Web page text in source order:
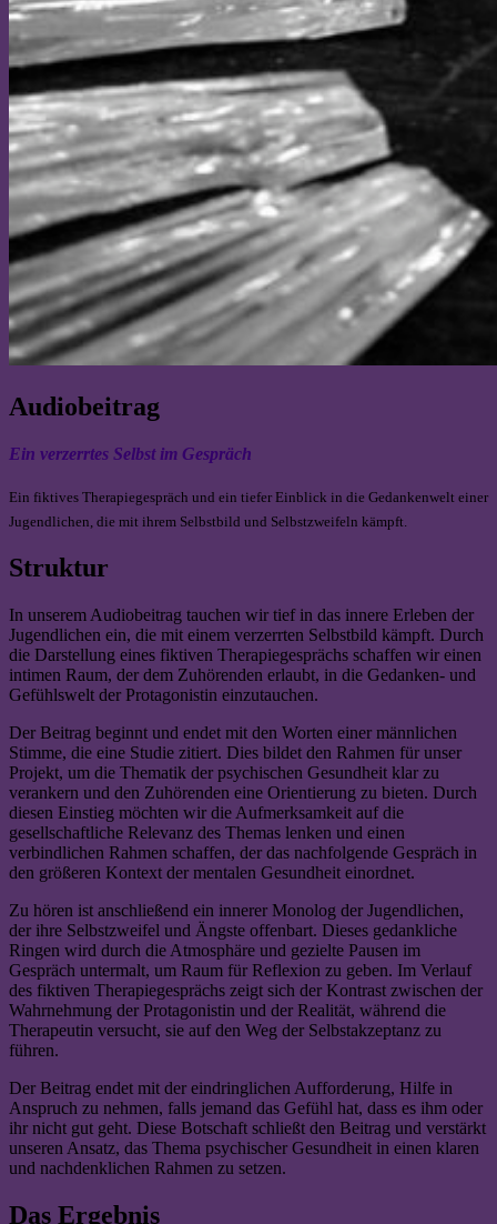
Audiobeitrag
Ein verzerrtes Selbst im Gespräch
Ein fiktives Therapiegespräch und ein tiefer Einblick in die Gedankenwelt einer
Jugendlichen, die mit ihrem Selbstbild und Selbstzweifeln kämpft.
Struktur
In unserem Audiobeitrag tauchen wir tief in das innere Erleben der
Jugendlichen ein, die mit einem verzerrten Selbstbild kämpft. Durch
die Darstellung eines fiktiven Therapiegesprächs schaffen wir einen
intimen Raum, der dem Zuhörenden erlaubt, in die Gedanken- und
Gefühlswelt der Protagonistin einzutauchen.
Der Beitrag beginnt und endet mit den Worten einer männlichen
Stimme, die eine Studie zitiert. Dies bildet den Rahmen für unser
Projekt, um die Thematik der psychischen Gesundheit klar zu
verankern und den Zuhörenden eine Orientierung zu bieten. Durch
diesen Einstieg möchten wir die Aufmerksamkeit auf die
gesellschaftliche Relevanz des Themas lenken und einen
verbindlichen Rahmen schaffen, der das nachfolgende Gespräch in
den größeren Kontext der mentalen Gesundheit einordnet.
Zu hören ist anschließend ein innerer Monolog der Jugendlichen,
der ihre Selbstzweifel und Ängste offenbart. Dieses gedankliche
Ringen wird durch die Atmosphäre und gezielte Pausen im
Gespräch untermalt, um Raum für Reflexion zu geben. Im Verlauf
des fiktiven Therapiegesprächs zeigt sich der Kontrast zwischen der
Wahrnehmung der Protagonistin und der Realität, während die
Therapeutin versucht, sie auf den Weg der Selbstakzeptanz zu
führen.
Der Beitrag endet mit der eindringlichen Aufforderung, Hilfe in
Anspruch zu nehmen, falls jemand das Gefühl hat, dass es ihm oder
ihr nicht gut geht. Diese Botschaft schließt den Beitrag und verstärkt
unseren Ansatz, das Thema psychischer Gesundheit in einen klaren
und nachdenklichen Rahmen zu setzen.
Das Ergebnis